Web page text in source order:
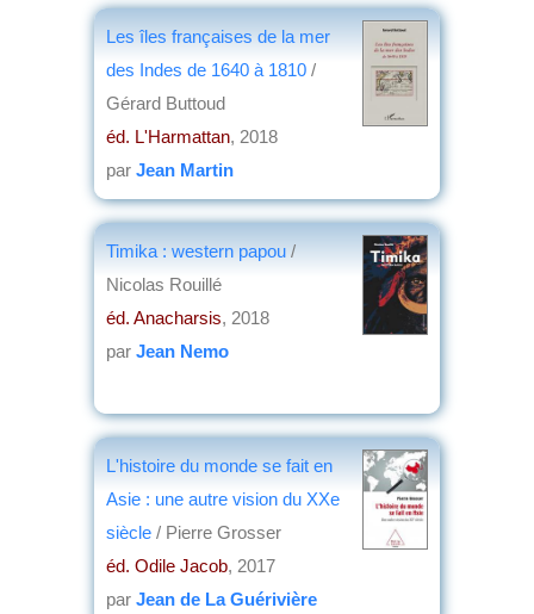
Les îles françaises de la mer
des Indes de 1640 à 1810 /
Gérard Buttoud
éd. L'Harmattan, 2018
par Jean Martin
Timika : western papou /
Nicolas Rouillé
éd. Anacharsis, 2018
par Jean Nemo
L'histoire du monde se fait en
Asie : une autre vision du XXe
siècle / Pierre Grosser
éd. Odile Jacob, 2017
par Jean de La Guérivière